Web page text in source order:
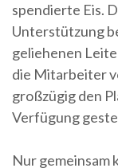
spendierte Eis.
Unterstützung
geliehenen
die Mitarbeiter
großzügig den
Verfügung
Nur gemeinsam